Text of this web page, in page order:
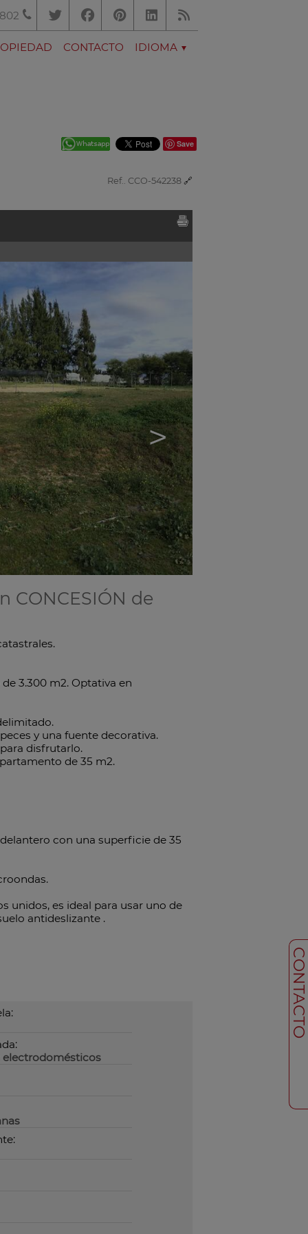
CONTACTO IDIOMA
Save
Ref.. CCO-542238 🔗
>
CONCESIÓN de
3.300 m2. Optativa en
y una fuente decorativa.
disfrutarlo.
de 35 m2.
con una superficie de 35
unidos, es ideal para usar uno de
antideslizante .